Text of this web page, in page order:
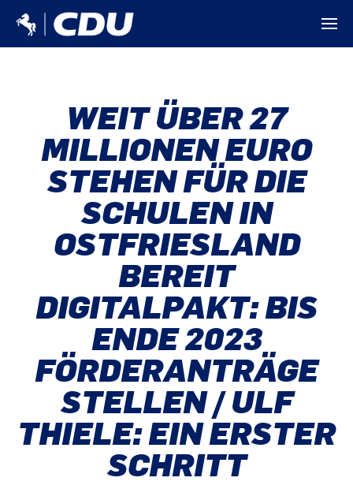
WEIT ÜBER 27
MILLIONEN EURO
STEHEN FÜR DIE
SCHULEN IN
OSTFRIESLAND
BEREIT
DIGITALPAKT: BIS
ENDE 2023
FÖRDERANTRÄGE
STELLEN / ULF
THIELE: EIN ERSTER
SCHRITT